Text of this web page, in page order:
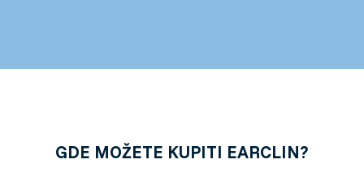
GDE MOŽETE KUPITI EARCLIN?